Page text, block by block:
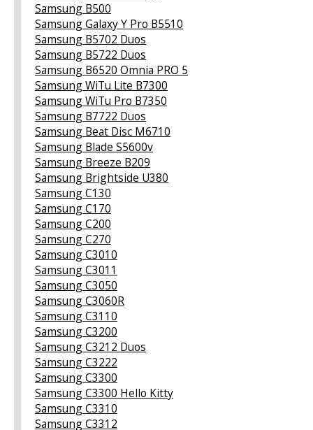
Samsung B500
Samsung Galaxy Y Pro B5510
Samsung B5702 Duos
Samsung B5722 Duos
Samsung B6520 Omnia PRO 5
Samsung WiTu Lite B7300
Samsung WiTu Pro B7350
Samsung B7722 Duos
Samsung Beat Disc M6710
Samsung Blade S5600v
Samsung Breeze B209
Samsung Brightside U380
Samsung C130
Samsung C170
Samsung C200
Samsung C270
Samsung C3010
Samsung C3011
Samsung C3050
Samsung C3060R
Samsung C3110
Samsung C3200
Samsung C3212 Duos
Samsung C3222
Samsung C3300
Samsung C3300 Hello Kitty
Samsung C3310
Samsung C3312